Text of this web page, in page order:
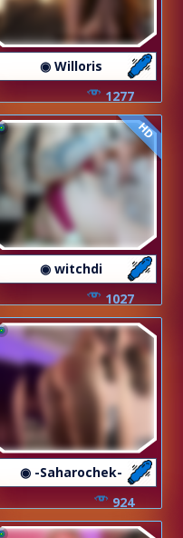
◉ Willoris
1277
HD
◉ witchdi
1027
◉ -Saharochek-
924